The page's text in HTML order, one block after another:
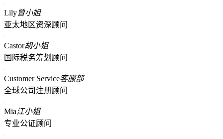
Lily曾小姐
亚太地区资深顾问
Castor胡小姐
国际税务筹划顾问
Customer Service客服部
全球公司注册顾问
Mia江小姐
专业公证顾问